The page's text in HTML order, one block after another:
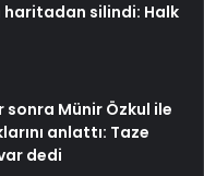
haritadan silindi: Halk
sonra Münir Özkul ile
anlattı: Taze
dedi